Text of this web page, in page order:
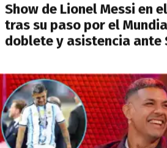
Show de Lionel Messi en
tras su paso por el
doblete y asistencia ante